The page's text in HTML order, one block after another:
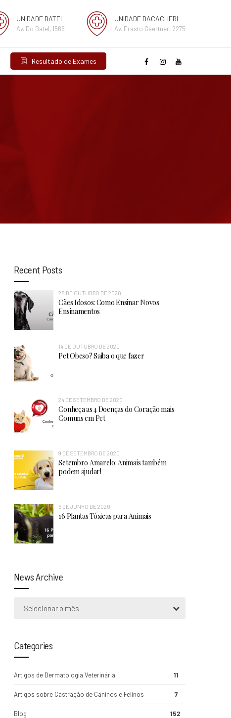
UNIDADE BATEL
Av. Do Batel, 1566
UNIDADE BACACHERI
Av. Erasto Gaertner, 2275
Resultado de Exames
Recent Posts
28 DE OUTUBRO DE 2020
Cães Idosos: Como Ensinar Novos
Ensinamentos
14 DE OUTUBRO DE 2020
Pet Obeso? Saiba o que fazer
24 DE SETEMBRO DE 2020
Conheça as 4 Doenças do Coração mais
Comuns em Pet
9 DE SETEMBRO DE 2020
Setembro Amarelo: Animais também
podem ajudar!
5 DE JUNHO DE 2020
16 Plantas Tóxicas para Animais
News Archive
Selecionar o mês
Categories
Artigos de Dermatologia Veterinária 11
Artigos sobre Castração de Caninos e Felinos 7
Blog 152